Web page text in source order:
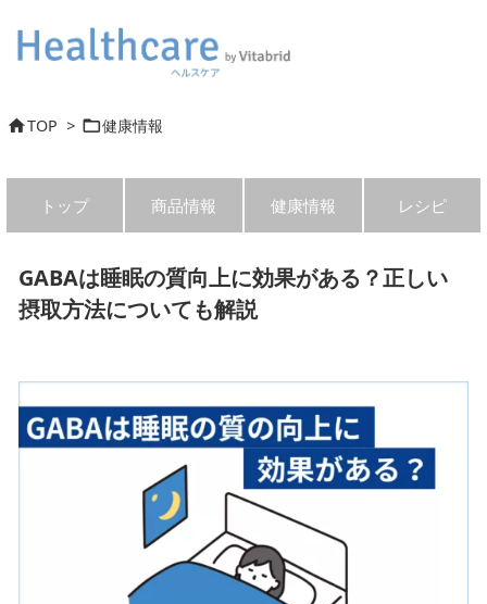
TOP > 健康情報
トップ 商品情報 健康情報 レシピ
GABAは睡眠の質向上に効果がある？正しい
摂取方法についても解説